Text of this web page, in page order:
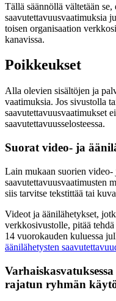
Tällä säännöllä vältetään
saavutettavuusvaatimuksia
toisen organisaation
kanavissa.
Poikkeukset
Alla olevien sisältöjen ja
vaatimuksia. Jos sivustolla
saavutettavuusvaatimukset
saavutettavuusselosteessa.
Suorat video- ja
Lain mukaan suorien video-
saavutettavuusvaatimusten
siis tarvitse tekstittää tai
Videot ja äänilähetykset,
verkkosivustolle, pitää
14 vuorokauden kuluessa
äänilähetysten
rajatun ryhmän